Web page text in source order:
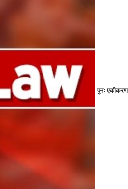
पुनः एकीकरण